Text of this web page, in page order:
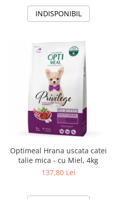
INDISPONIBIL
Optimeal Hrana uscata catei
talie mica - cu Miel, 4kg
137,80 Lei